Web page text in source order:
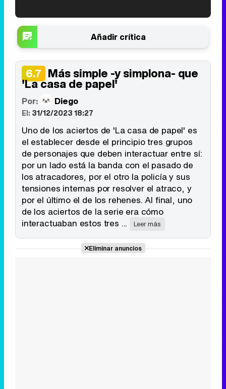
Añadir crítica
6.7 Más simple -y simplona- que
'La casa de papel'
Por: Diego
El:31/12/2023 18:27
Uno de los aciertos de 'La casa de papel' es
el establecer desde el principio tres grupos
de personajes que deben interactuar entre sí:
por un lado está la banda con el pasado de
los atracadores, por el otro la policía y sus
tensiones internas por resolver el atraco, y
por el último el de los rehenes. Al final, uno
de los aciertos de la serie era cómo
interactuaban estos tres ...
Leer más
Eliminar anuncios